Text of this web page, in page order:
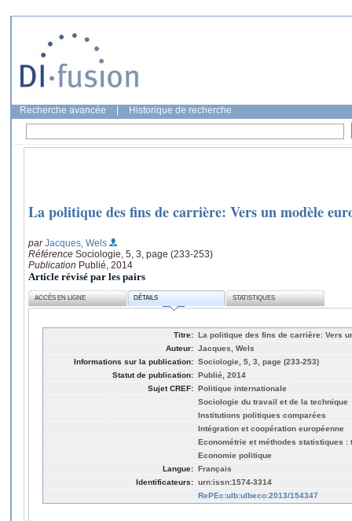
Recherche avancée Historique de recherche
La politique des fins de carrière: Vers un modèle
parJacques, Wels
Référence Sociologie, 5, 3, page (233-253)
Publication Publié, 2014
Article révisé par les pairs
ACCÈS EN LIGNE DÉTAILS STATISTIQUES
Titre: La politique des fins de carrière: Vers
Auteur: Jacques, Wels
Informations sur la publication: Sociologie, 5, 3, page (233-253)
Statut de publication: Publié, 2014
Sujet CREF: Politique internationale
Sociologie du travail et de la technique
Institutions politiques comparées
Intégration et coopération européenne
Econométrie et méthodes statistiques :
Economie politique
Langue: Français
Identificateurs: urn:issn:1574-3314
RePEc:ulb:ulbeco:2013/154347